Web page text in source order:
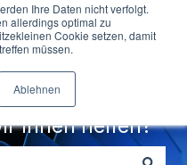
Ihre Daten nicht verfolgt.
allerdings optimal zu
Cookie setzen, damit
müssen.
Ablehnen
Ihnen helfen?